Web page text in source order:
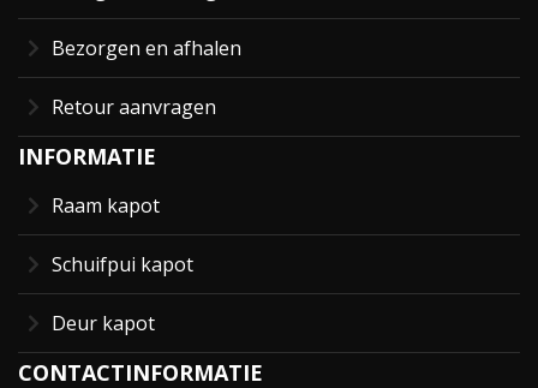
Bezorgen en afhalen
Retour aanvragen
INFORMATIE
Raam kapot
Schuifpui kapot
Deur kapot
CONTACTINFORMATIE